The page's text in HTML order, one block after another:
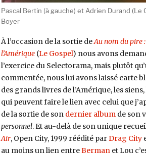
Pascal Bertin (à gauche) et Adrien Durand (Le
Boyer
À l’occasion de la sortie deAu nom du pire
l’Amérique (Le Gospel) nous avons
l’exercice du Selectorama, mais plutôt
commentée, nous lui avons laissé carte
des grands livres de l’Amérique, les
qui peuvent faire le lien avec celui que
de la sortie de son dernier albumde son
personnel. Et au-delà de son unique
Air, Open City, 1999 réédité parDrag City
au moins un lien entreBermanet Lou